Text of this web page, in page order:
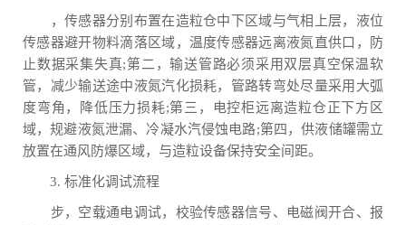
，传感器分别布置在造粒仓中下区域与气相上层，液位
传感器避开物料滴落区域，温度传感器远离液氮直供口，防
止数据采集失真;第二，输送管路必须采用双层真空保温软
管，减少输送途中液氮汽化损耗，管路转弯处尽量采用大弧
度弯角，降低压力损耗;第三，电控柜远离造粒仓正下方区
域，规避液氮泄漏、冷凝水汽侵蚀电路;第四，供液储罐需立
放置在通风防爆区域，与造粒设备保持安全间距。
3. 标准化调试流程
步，空载通电调试，校验传感器信号、电磁阀开合、报